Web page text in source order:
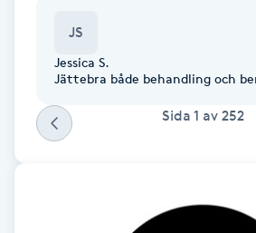
Gelenaglar
JS
Jessica S.
Jättebra både behandling och
Sida 1 av 252